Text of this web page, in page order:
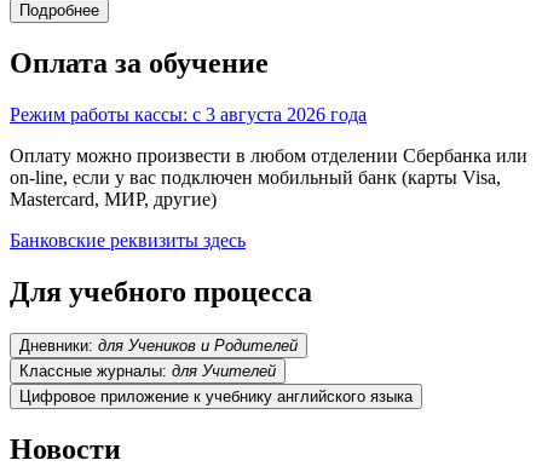
Подробнее
Оплата за обучение
Режим работы кассы: с 3 августа 2026 года
Оплату можно произвести в любом отделении Сбербанка или
on-line, если у вас подключен мобильный банк (карты Visa,
Mastercard, МИР, другие)
Банковские реквизиты здесь
Для учебного процесса
Дневники: для Учеников и Родителей
Классные журналы: для Учителей
Цифровое приложение к учебнику английского языка
Новости